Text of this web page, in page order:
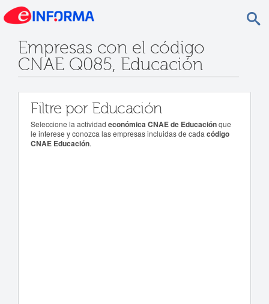
Empresas con el código
CNAE Q085, Educación
Filtre por Educación
Seleccione la actividadeconómica CNAE de Educaciónque
le interese y conozca las empresas incluidas de cadacódigo
CNAE Educación.